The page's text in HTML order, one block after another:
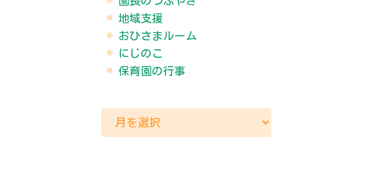
地域支援
おひさまルーム
にじのこ
保育園の行事